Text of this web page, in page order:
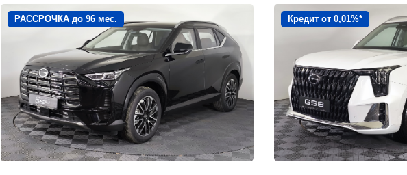
РАССРОЧКА до 96 мес. Кредит от 0,01%*